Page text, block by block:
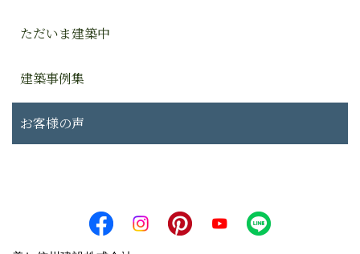
ただいま建築中
建築事例集
お客様の声